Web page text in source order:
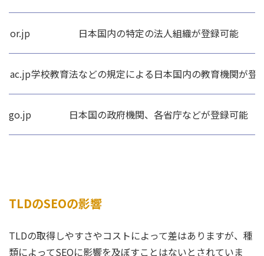
or.jp 日本国内の特定の法人組織が登録可能
ac.jp学校教育法などの規定による日本国内の教育機関が登
go.jp 日本国の政府機関、各省庁などが登録可能
TLDのSEOの影響
TLDの取得しやすさやコストによって差はありますが、種
類によってSEOに影響を及ぼすことはないとされていま